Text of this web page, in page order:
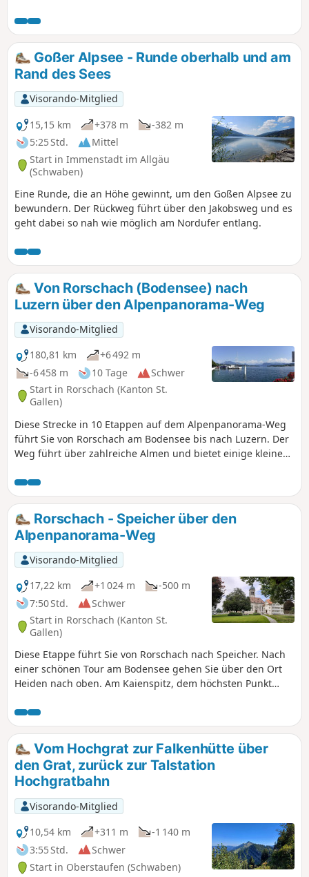
durchqueren. Außerdem können Sie
zwei überdachte Kreuze sehen.
Goßer Alpsee - Runde oberhalb und am
Rand des Sees
Visorando-Mitglied
15,15 km
+378 m
-382 m
5:25 Std.
Mittel
Start in Immenstadt im Allgäu
(Schwaben)
Eine Runde, die an Höhe gewinnt, um den Goßen Alpsee zu
bewundern. Der Rückweg führt über den Jakobsweg und es
geht dabei so nah wie möglich am Nordufer entlang.
Von Rorschach (Bodensee) nach
Luzern über den Alpenpanorama-Weg
Visorando-Mitglied
180,81 km
+6 492 m
-6 458 m
10 Tage
Schwer
Start in Rorschach (Kanton St.
Gallen)
Diese Strecke in 10 Etappen auf dem Alpenpanorama-Weg
führt Sie von Rorschach am Bodensee bis nach Luzern. Der
Weg führt über zahlreiche Almen und bietet einige kleine
Seen. Sie besuchen das weltweit für seine Käse bekannte
Appenzell. Sie werden den Säntis bewundern, den
höchsten Berg des Alpstein-Massivs. Und in Einsiedeln
werden Sie auf einige Pilger treffen. Außerdem genießen
Sie Spaziergänge an den Seen von Zug und Luzern.
Rorschach - Speicher über den
Alpenpanorama-Weg
Visorando-Mitglied
17,22 km
+1 024 m
-500 m
7:50 Std.
Schwer
Start in Rorschach (Kanton St.
Gallen)
Diese Etappe führt Sie von Rorschach nach Speicher. Nach
einer schönen Tour am Bodensee gehen Sie über den Ort
Heiden nach oben. Am Kaienspitz, dem höchsten Punkt
den Bodensse und die Alpstein-Kette belohnt.
Vom Hochgrat zur Falkenhütte über
den Grat, zurück zur Talstation
Hochgratbahn
Visorando-Mitglied
10,54 km
+311 m
-1 140 m
3:55 Std.
Schwer
Start in Oberstaufen (Schwaben)